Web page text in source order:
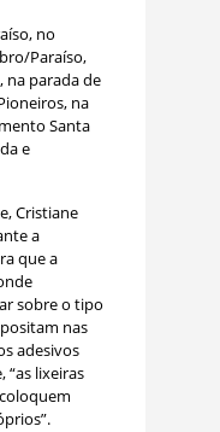
no
Paraíso,
na parada de
na
Santa
e
Cristiane
a
que a
sobre o tipo
nas
adesivos
“as lixeiras